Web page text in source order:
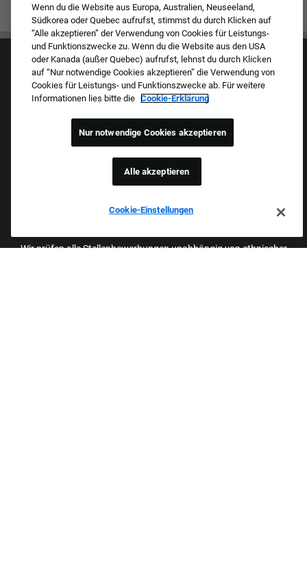
Kultur & Werte
Unsere Marken
Zurückkehrender Bewerber
FAQ – Häufig gestellte Fragen
Stolzer Arbeitgeber Mit Beruflicher
Wir prüfen alle Stellenbewerbungen unabhängig von ethnischer
Wenn du die Website aus Europa, Australien, Neuseeland,
Südkorea oder Quebec aufrufst, stimmst du durch Klicken auf
“Alle akzeptieren” der Verwendung von Cookies für Leistungs-
und Funktionszwecke zu. Wenn du die Website aus den USA
oder Kanada (außer Quebec) aufrufst, lehnst du durch Klicken
auf “Nur notwendige Cookies akzeptieren” die Verwendung von
Cookies für Leistungs- und Funktionszwecke ab. Für weitere
Informationen lies bitte die Cookie-Erklärung
Cookie-Einstellungen
Nur notwendige Cookies akzeptieren
Alle akzeptieren